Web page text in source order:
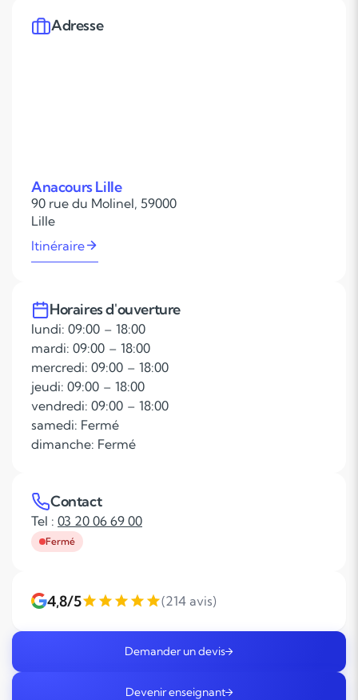
Adresse
Anacours Lille
90 rue du Molinel, 59000
Lille
Itinéraire
Horaires d'ouverture
lundi: 09:00 – 18:00
mardi: 09:00 – 18:00
mercredi: 09:00 – 18:00
jeudi: 09:00 – 18:00
vendredi: 09:00 – 18:00
samedi: Fermé
dimanche: Fermé
Contact
Tel : 03 20 06 69 00
Fermé
4,8/5 (214 avis)
Demander un devis
Devenir enseignant